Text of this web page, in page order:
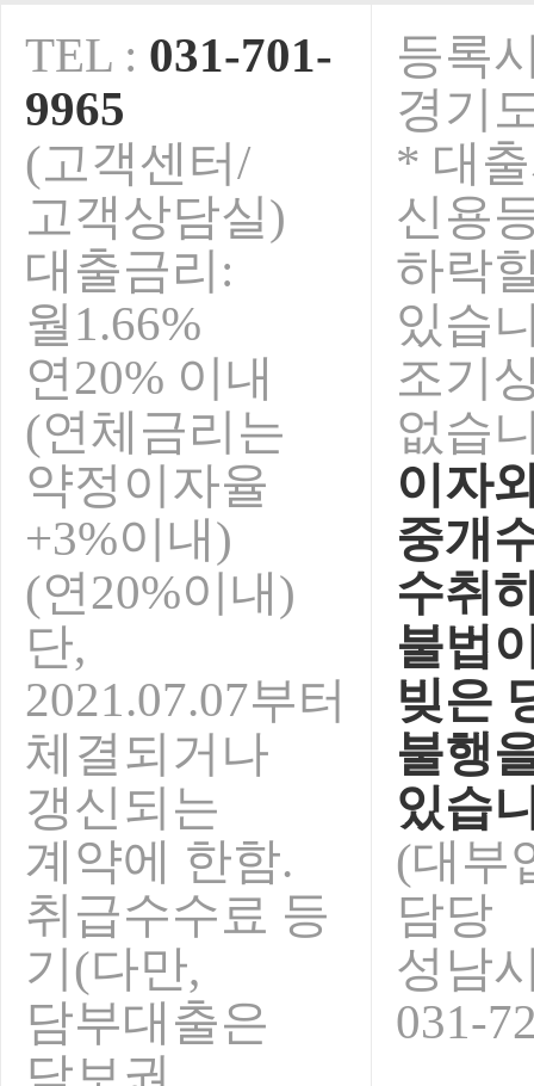
2015-02-23
청마해 설연휴 안내입니다. 2014-01-15
2013년 추석연휴 휴무안내입니다. 2013-09-01
오렌지전당포 전국가맹점 영업안내 2013-08-09
TEL : 031-701-
9965
(고객센터/
고객상담실)
대출금리:
월1.66%
연20% 이내
(연체금리는
약정이자율
+3%이내)
(연20%이내)
단,
2021.07.07부터
체결되거나
갱신되는
계약에 한함.
취급수수료 등
기(다만,
담부대출은
등록
경기
* 대
신용
하락
있습
조기
없습
이자
중개
수취
불법
빚은
불행
있습
(대부
담당
성남
031-